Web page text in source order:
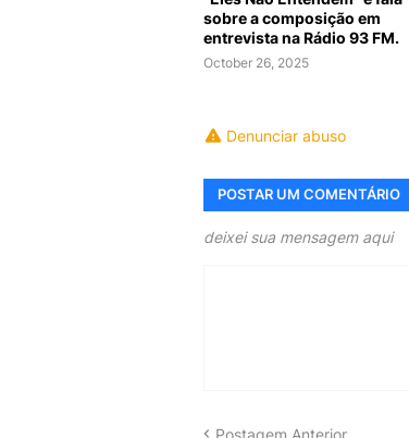
sobre a composição em
entrevista na Rádio 93 FM.
October 26, 2025
Denunciar abuso
POSTAR UM COMENTÁRIO
deixei sua mensagem aqui
Postagem Anterior